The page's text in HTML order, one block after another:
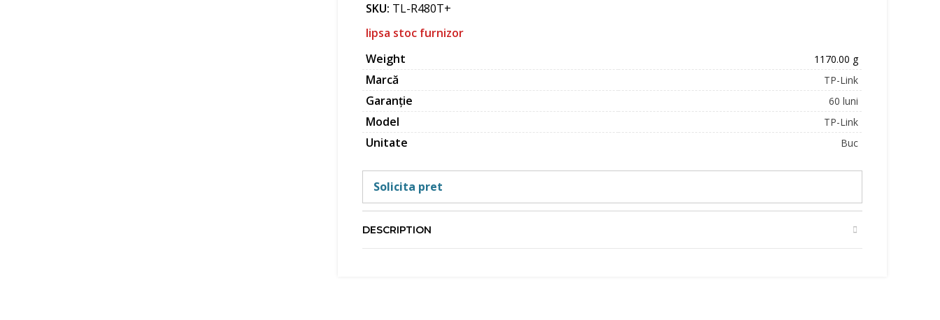
SKU: TL-R480T+
lipsa stoc furnizor
Weight
1170.00 g
Marcă TP-Link
Garanție 60 luni
Model TP-Link
Unitate Buc
Solicita pret
DESCRIPTION